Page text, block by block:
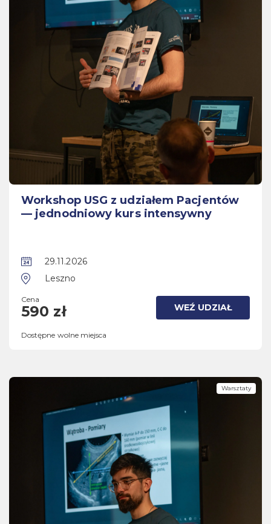
Workshop USG z udziałem Pacjentów
— jednodniowy kurs intensywny
29.11.2026
Leszno
Cena
590 zł WEŹ UDZIAŁ
Dostępne wolne miejsca
Warsztaty